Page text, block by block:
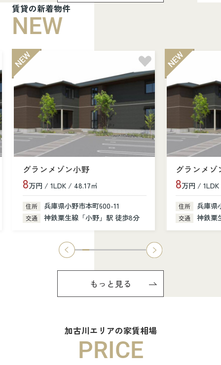
賃貸の新着物件
NEW
グランメゾン小野
8万円 / 1LDK / 48.17㎡
住所 兵庫県小野市本町600-11
交通 神鉄粟生線「小野」駅 徒歩8分
グランメゾ
8万円 /
住所 兵庫県
交通 神鉄粟
もっと見る
加古川エリアの家賃相場
PRICE